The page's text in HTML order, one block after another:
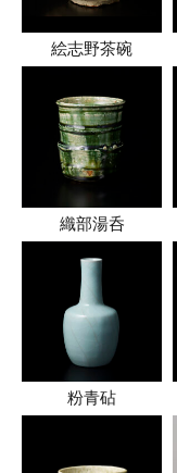
絵志野茶碗
織部湯呑
粉青砧